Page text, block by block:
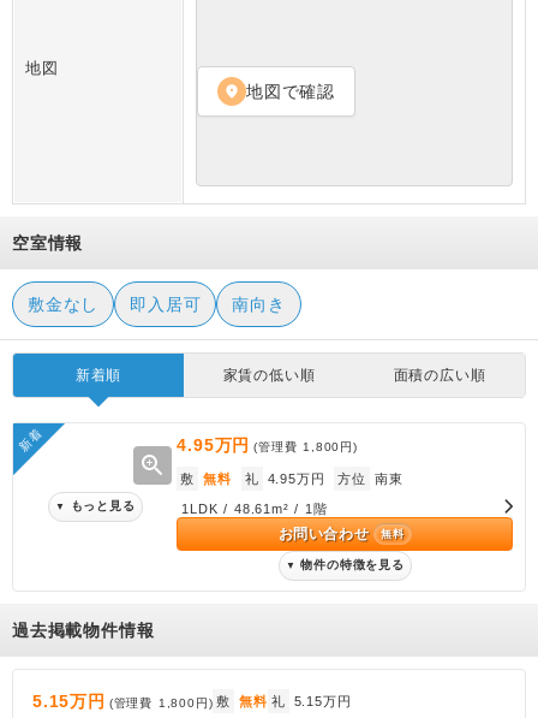
地図
location_on 地図で確認
空室情報
敷金なし 即入居可 南向き
新着順 家賃の低い順 面積の広い順
新着
zoom_in
▼ もっと見る
4.95万円 (管理費 1,800円)
敷 無料 礼 4.95万円 方位 南東
1LDK / 48.61m² / 1階
お問い合わせ 無料
▼ 物件の特徴を見る
過去掲載物件情報
5.15万円 (管理費 1,800円) 敷 無料 礼 5.15万円